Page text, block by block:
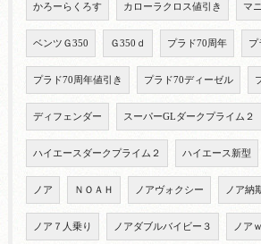
かろーらくろす カローラクロス値引き マ
ベンツＧ350 Ｇ350ｄ プラド70周年 プ
プラド70周年値引き プラド70ディーゼル
ディフェンダー スーパーGLダークプライム２
ハイエースダークプライム２ ハイエース新型
ノア ＮＯＡＨ ノアヴォクシー ノア納
ノア７人乗り ノアダブルバイビー３ ノア